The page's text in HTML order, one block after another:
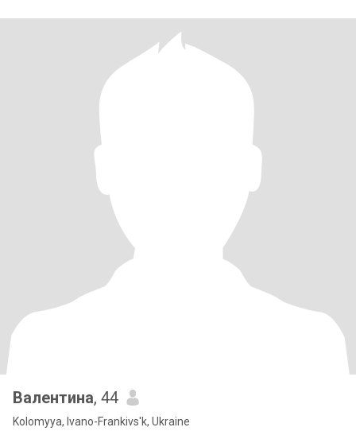
Валентина, 44
Kolomyya, Ivano-Frankivs'k, Ukraine